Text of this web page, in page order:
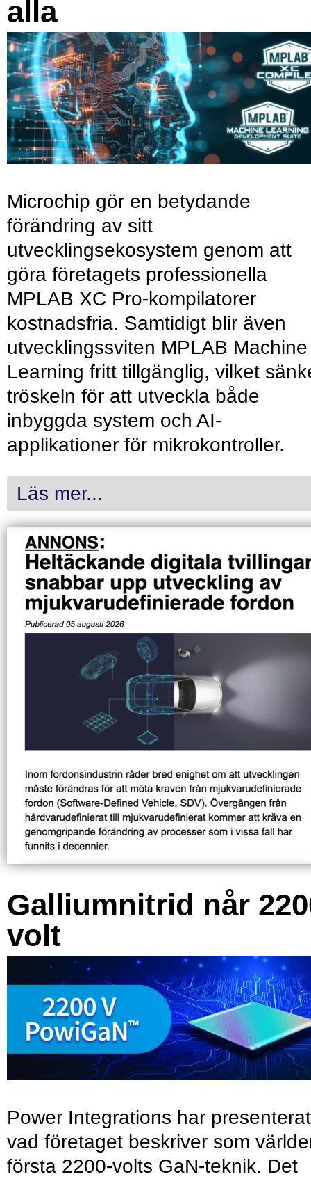
alla
Microchip gör en betydande
förändring av sitt
utvecklingsekosystem genom att
göra företagets professionella
MPLAB XC Pro-kompilatorer
kostnadsfria. Samtidigt blir även
utvecklingssviten MPLAB Machine
Learning fritt tillgänglig, vilket
tröskeln för att utveckla både
inbyggda system och AI-
applikationer för mikrokontroller.
Läs mer...
Galliumnitrid når
volt
Power Integrations har presenterat
vad företaget beskriver som
första 2200-volts GaN-teknik. Det